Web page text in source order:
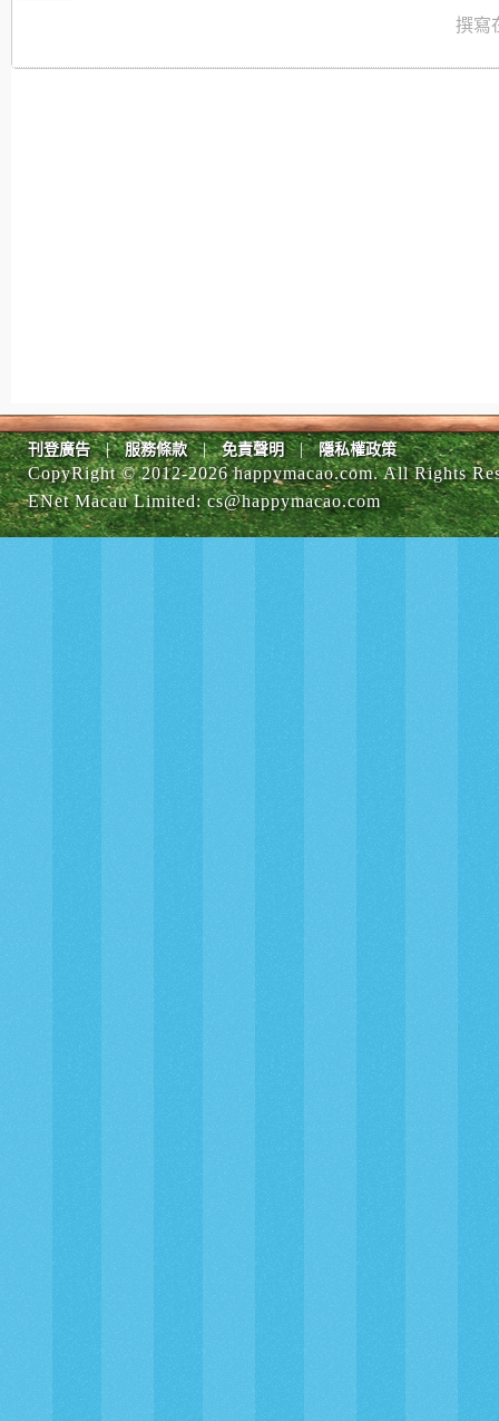
撰寫
刊登廣告 | 服務條款 | 免責聲明 | 隱私權政策
CopyRight © 2012-2026 happymacao.com. All Rights
ENet Macau Limited:cs@happymacao.com